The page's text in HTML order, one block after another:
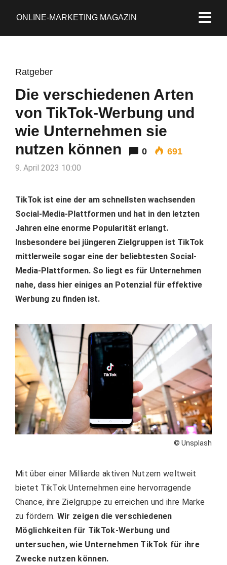
ONLINE-MARKETING MAGAZIN
Ratgeber
Die verschiedenen Arten
von TikTok-Werbung und
wie Unternehmen sie
nutzen können
0 691
9. April 2023 10:00
TikTok ist eine der am schnellsten wachsenden
Social-Media-Plattformen und hat in den letzten
Jahren eine enorme Popularität erlangt.
Insbesondere bei jüngeren Zielgruppen ist TikTok
mittlerweile sogar eine der beliebtesten Social-
Media-Plattformen. So liegt es für Unternehmen
nahe, dass hier einiges an Potenzial für effektive
Werbung zu finden ist.
© Unsplash
Mit über einer Milliarde aktiven Nutzern weltweit
bietet TikTok Unternehmen eine hervorragende
Chance, ihre Zielgruppe zu erreichen und ihre Marke
zu fördern. Wir zeigen die verschiedenen
Möglichkeiten für TikTok-Werbung und
untersuchen, wie Unternehmen TikTok für ihre
Zwecke nutzen können.